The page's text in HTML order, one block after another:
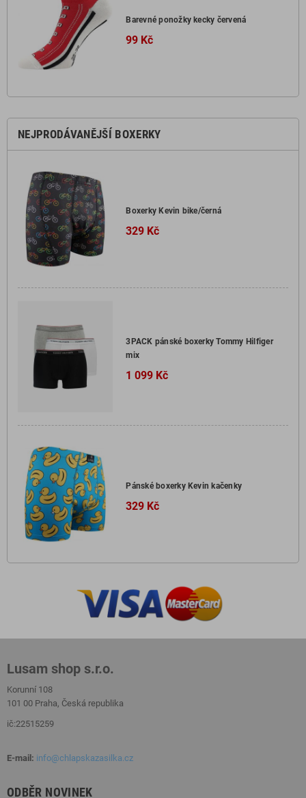
Barevné ponožky kecky červená
99 Kč
NEJPRODÁVANĚJŠÍ BOXERKY
Boxerky Kevin bike/černá
329 Kč
3PACK pánské boxerky Tommy Hilfiger
mix
1 099 Kč
Pánské boxerky Kevin kačenky
329 Kč
Lusam shop s.r.o.
Korunní 108
101 00 Praha, Česká republika
ič:22515259
E-mail: info@chlapskazasilka.cz
ODBĚR NOVINEK